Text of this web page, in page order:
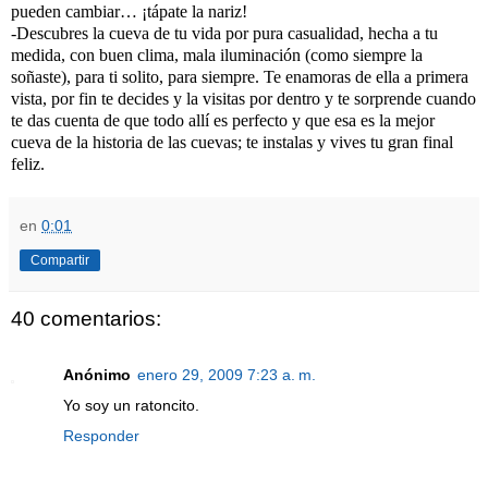
pueden cambiar… ¡tápate la nariz!
-Descubres la cueva de tu vida por pura casualidad, hecha a tu
medida, con buen clima, mala iluminación (como siempre la
soñaste), para ti solito, para siempre. Te enamoras de ella a primera
vista, por fin te decides y la visitas por dentro y te sorprende cuando
te das cuenta de que todo allí es perfecto y que esa es la mejor
cueva de la historia de las cuevas; te instalas y vives tu gran final
feliz.
en 0:01
Compartir
40 comentarios:
Anónimo enero 29, 2009 7:23 a. m.
Yo soy un ratoncito.
Responder